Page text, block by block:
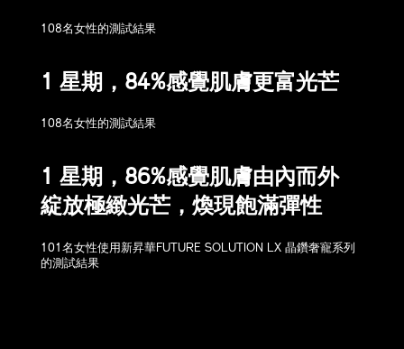
108名女性的測試結果
1 星期，84%感覺肌膚更富光芒
108名女性的測試結果
1 星期，86%感覺肌膚由內而外
綻放極緻光芒，煥現飽滿彈性
101名女性使用新昇華FUTURE SOLUTION LX 晶鑽奢寵系列
的測試結果